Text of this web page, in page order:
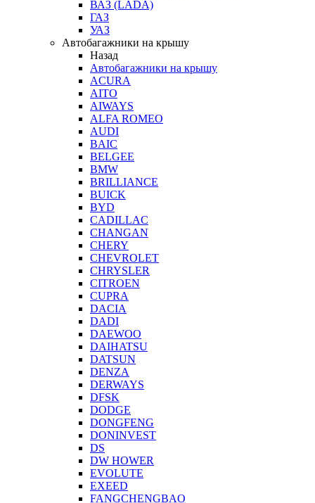
ВАЗ (LADA)
ГАЗ
УАЗ
Автобагажники на крышу
Назад
Автобагажники на крышу
ACURA
AITO
AIWAYS
ALFA ROMEO
AUDI
BAIC
BELGEE
BMW
BRILLIANCE
BUICK
BYD
CADILLAC
CHANGAN
CHERY
CHEVROLET
CHRYSLER
CITROEN
CUPRA
DACIA
DADI
DAEWOO
DAIHATSU
DATSUN
DENZA
DERWAYS
DFSK
DODGE
DONGFENG
DONINVEST
DS
DW HOWER
EVOLUTE
EXEED
FANGCHENGBAO